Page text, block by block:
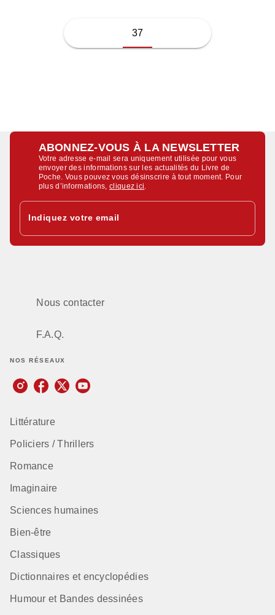
37
ABONNEZ-VOUS À LA NEWSLETTER
Votre adresse e-mail sera uniquement utilisée pour vous
envoyer des informations sur les actualités du Livre de
Poche. Vous pouvez vous désinscrire à tout moment. Pour
plus d’informations,cliquez ici
Indiquez votre email
Nous contacter
F.A.Q.
NOS RÉSEAUX
Littérature
Policiers / Thrillers
Romance
Imaginaire
Sciences humaines
Bien-être
Classiques
Dictionnaires et encyclopédies
Humour et Bandes dessinées